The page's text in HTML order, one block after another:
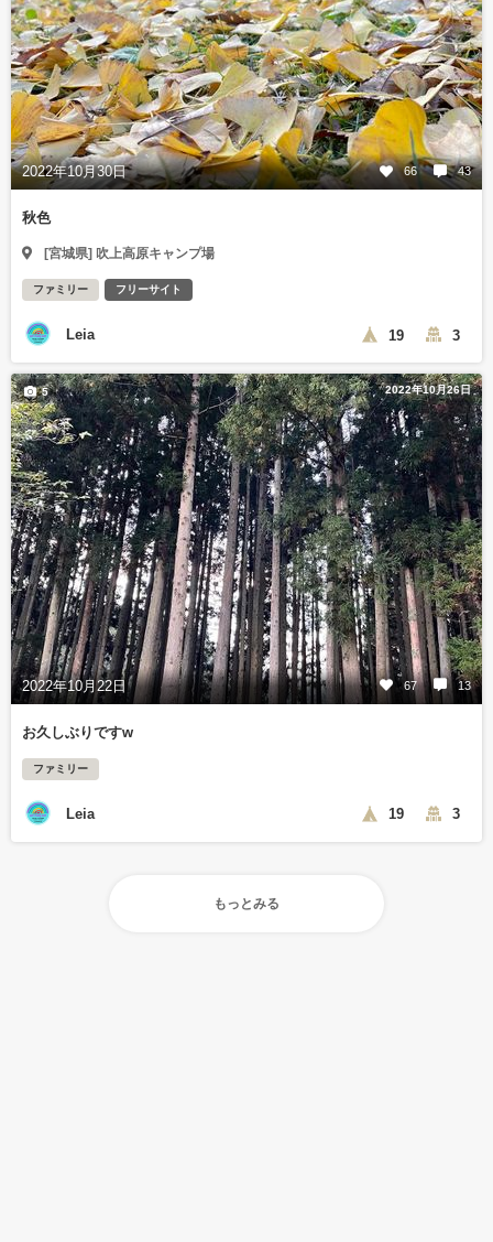
2022年10月30日 66 43
秋色
[宮城県] 吹上高原キャンプ場
ファミリー フリーサイト
Leia 19 3
2022年10月26日
2022年10月22日 67 13
5
お久しぶりですw
ファミリー
Leia 19 3
もっとみる